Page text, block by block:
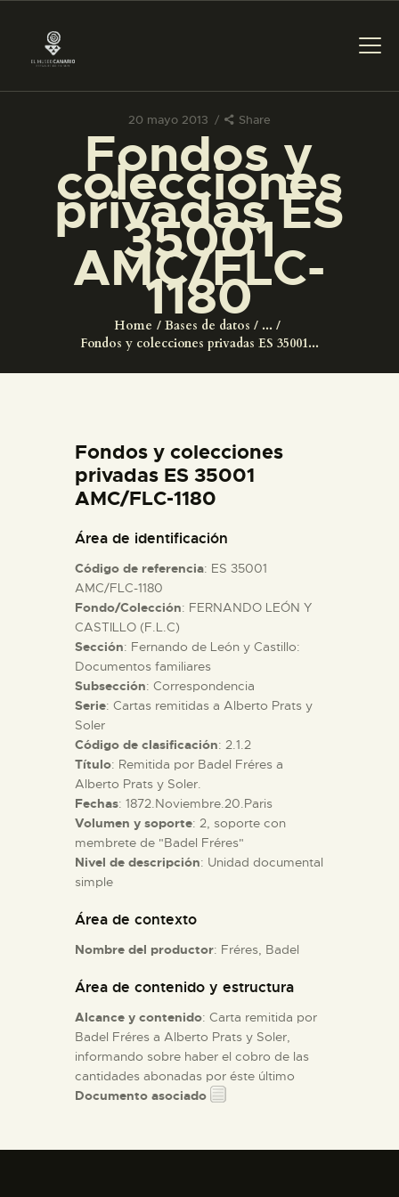
20 mayo 2013 Share
Fondos y
colecciones
privadas ES
35001
AMC/FLC-
1180
Home Bases de datos
...
Fondos y colecciones privadas ES 35001...
PREPARAR LA VISITA
ACTIVIDADES
█
EL MUSEO
ESPAÑOL
ACTIVIDADES
█
EL MUSEO
COLECCIONES
DIDÁCTICA
ESPAÑOL
Fondos y colecciones
privadas ES 35001
AMC/FLC-1180
Área de identificación
Código de referencia: ES 35001
AMC/FLC-1180
Fondo/Colección: FERNANDO LEÓN Y
CASTILLO (F.L.C)
Sección: Fernando de León y Castillo:
Documentos familiares
Subsección: Correspondencia
Serie: Cartas remitidas a Alberto Prats y
Soler
Código de clasificación: 2.1.2
Título: Remitida por Badel Fréres a
Alberto Prats y Soler.
Fechas: 1872.Noviembre.20.Paris
Volumen y soporte: 2, soporte con
membrete de "Badel Fréres"
Nivel de descripción: Unidad documental
simple
Área de contexto
Nombre del productor: Fréres, Badel
Área de contenido y estructura
Alcance y contenido: Carta remitida por
Badel Fréres a Alberto Prats y Soler,
informando sobre haber el cobro de las
cantidades abonadas por éste último
Documento asociado